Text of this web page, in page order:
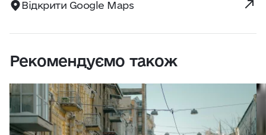
Відкрити Google Maps
Рекомендуємо також